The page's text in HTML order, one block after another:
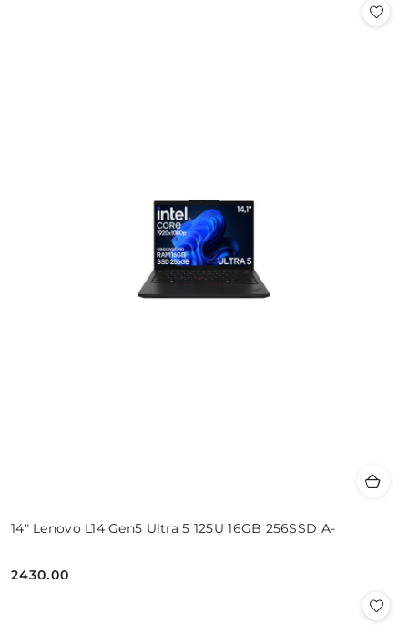
14" Lenovo L14 Gen5 Ultra 5 125U 16GB 256SSD A-
Cena:
2430.00